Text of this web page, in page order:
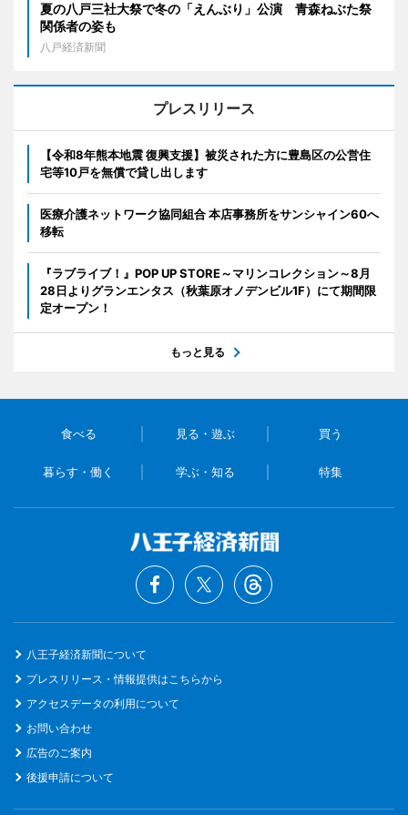
夏の八戸三社大祭で冬の「えんぶり」公演 青森ねぶた祭
関係者の姿も
八戸経済新聞
プレスリリース
【令和8年熊本地震 復興支援】被災された方に豊島区の公営住
宅等10戸を無償で貸し出します
医療介護ネットワーク協同組合 本店事務所をサンシャイン60へ
移転
『ラブライブ！』POP UP STORE～マリンコレクション～8月
28日よりグランエンタス（秋葉原オノデンビル1F）にて期間限
定オープン！
もっと見る
食べる 見る・遊ぶ 買う
暮らす・働く 学ぶ・知る 特集
八王子経済新聞について
プレスリリース・情報提供はこちらから
アクセスデータの利用について
お問い合わせ
広告のご案内
後援申請について